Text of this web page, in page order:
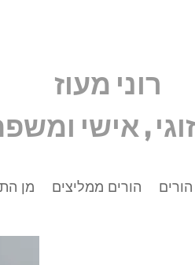
רוני מעוז
זוגי , אישי
הורים ממליצים מן